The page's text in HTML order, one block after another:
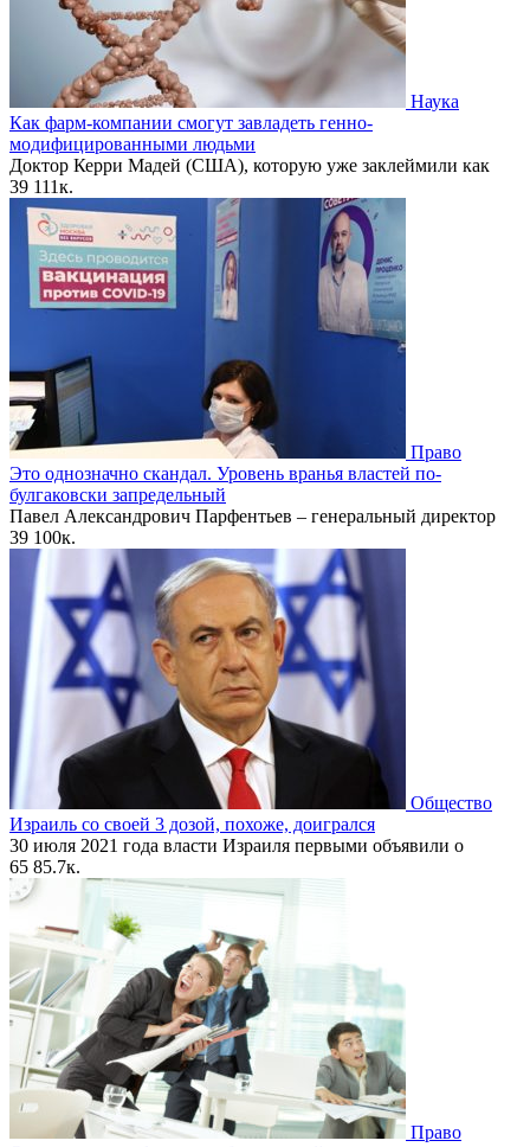
Наука
Как фарм-компании смогут завладеть генно-
модифицированными людьми
Доктор Керри Мадей (США), которую уже заклеймили как
39 111к.
Право
Это однозначно скандал. Уровень вранья властей по-
булгаковски запредельный
Павел Александрович Парфентьев – генеральный директор
39 100к.
Общество
Израиль со своей 3 дозой, похоже, доигрался
30 июля 2021 года власти Израиля первыми объявили о
65 85.7к.
Право